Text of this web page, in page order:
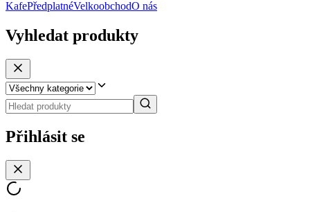
KafePředplatnéVelkoobchodO nás
Vyhledat produkty
Přihlásit se